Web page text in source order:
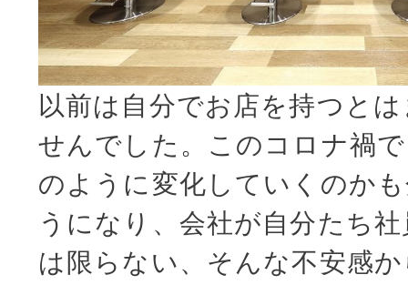
以前は自分でお店を持つと
せんでした。このコロナ禍
のように変化していくのか
うになり、会社が自分たち
は限らない、そんな不安感